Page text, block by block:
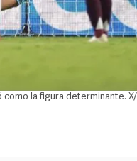
la figura determinante. X/